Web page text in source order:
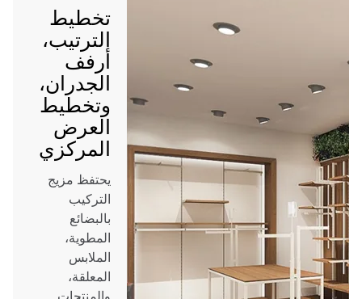
تخطيط
الترتيب،
أرفف
الجدران،
وتخطيط
العرض
المركزي
يحتفظ مزيج
التركيب
بالبضائع
المطوية،
الملابس
المعلقة،